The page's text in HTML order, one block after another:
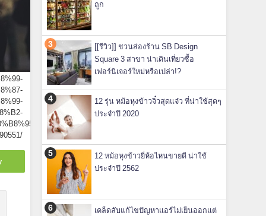
ถูก
[[รีวิว]] ชวนส่องร้าน SB Design
Square 3 สาขา น่าเดินเที่ยวซื้อ
เฟอร์นิเจอร์ใหม่หรือเปล่า!?
12 รุ่น หม้อหุงข้าวจิ๋วสุดแจ๋ว ที่น่าใช้สุดๆ
ประจำปี 2020
12 หม้อหุงข้าวยี่ห้อไหนขายดี น่าใช้
ประจำปี 2562
เคล็ดลับแก้ไขปัญหาแอร์ไม่เย็นออกแต่